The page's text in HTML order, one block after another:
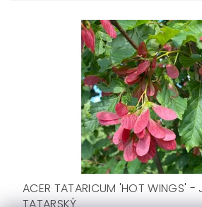
ACER TATARICUM 'HOT WINGS' -